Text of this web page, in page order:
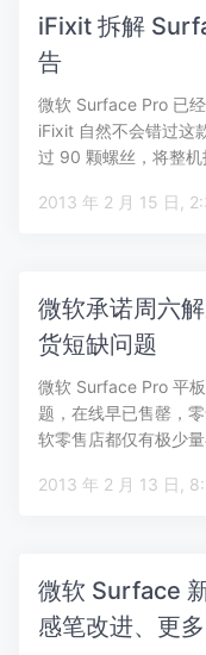
iFixit 拆解
告
微软 Surface Pro 已
iFixit 自然不会错过这
过 90 颗螺丝，将整
2013
微软承诺周六
货短缺问题
微软 Surface Pro 平
题，在线早已售罄，
软零售店都仅有极少
2013
微软 Surface
感笔改进、更